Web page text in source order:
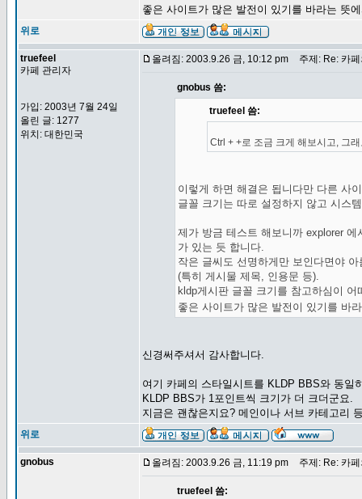
좋은 사이트가 많은 발전이 있기를 바라는 뜻
위로
truefeel
카페 관리자
가입: 2003년 7월 24일
올린 글: 1277
위치: 대한민국
올려짐: 2003.9.26 금, 10:12 pm 주제: Re: 카
gnobus 씀:
truefeel 씀:
Ctrl + +로 조금 크게 해보시고, 그
이렇게 하면 해결은 됩니다만 다른 사
글꼴 크기는 따로 설정하지 않고 시스
제가 방금 테스트 해보니까 explorer
가 있는 듯 합니다.
작은 글씨도 선명하게만 보인다면야
(특히 게시물 제목, 인용문 등).
kldp게시판 글꼴 크기를 참고하심이 어
좋은 사이트가 많은 발전이 있기를 바
신경써주셔서 감사합니다.
여기 카페의 스타일시트를 KLDP BBS와 동일
KLDP BBS가 1포인트씩 크기가 더 크더군요.
지금은 괜찮은지요? 메인이나 서브 카테고리
위로
gnobus 올려짐: 2003.9.26 금, 11:19 pm 주제: Re: 카
truefeel 씀: